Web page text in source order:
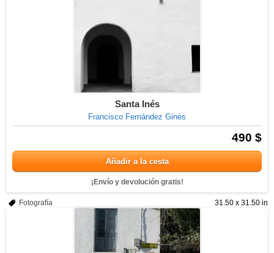
Santa Inés
Francisco Fernández Ginés
490 $
Añadir a la cesta
¡Envío y devolución gratis!
31.50 x 31.50 in
Fotografía